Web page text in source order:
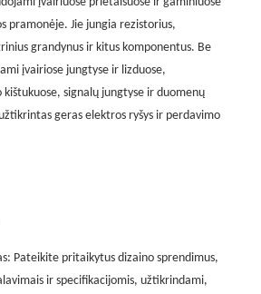
pramonėje. Jie jungia rezistorius,
grandynus ir kitus komponentus. Be
įvairiose jungtyse ir lizduose,
signalų jungtyse ir duomenų
geras elektros ryšys ir perdavimo
Pateikite pritaikytus dizaino sprendimus,
ir specifikacijomis, užtikrindami,